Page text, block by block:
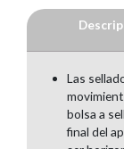
Las
bolsa a
final del